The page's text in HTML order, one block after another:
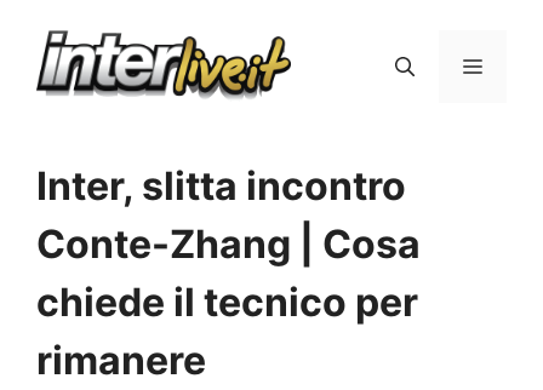
Menu
Inter, slitta incontro
Conte-Zhang | Cosa
chiede il tecnico per
rimanere